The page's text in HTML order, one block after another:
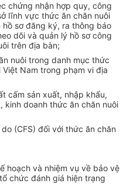
chứng nhận hợp quy, công
lĩnh vực thức ăn chăn nuôi
sơ đăng ký, ra thông báo
dõi và quản lý hồ sơ công
trên địa bàn;
nuôi trong danh mục thức
Nam trong phạm vi địa
cấm sản xuất, nhập khẩu,
kinh doanh thức ăn chăn nuôi
(CFS) đối với thức ăn chăn
hoạch và nhiệm vụ về bảo vệ
chức đánh giá hiện trạng